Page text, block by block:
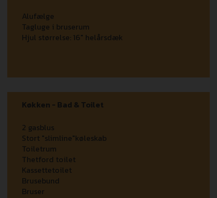
Alufælge
Tagluge i bruserum
Hjul størrelse: 16" helårsdæk
Køkken - Bad & Toilet
2 gasblus
Stort "slimline"køleskab
Toiletrum
Thetford toilet
Kassettetoilet
Brusebund
Bruser